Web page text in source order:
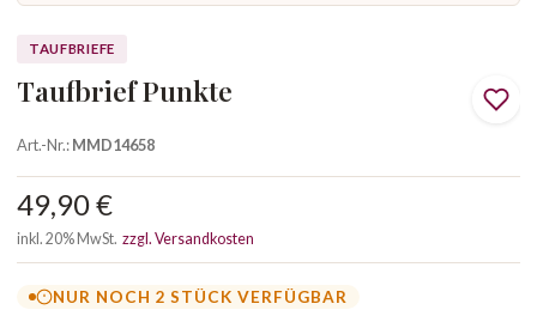
TAUFBRIEFE
Taufbrief Punkte
Art.-Nr.:MMD14658
49,90 €
inkl. 20% MwSt. zzgl. Versandkosten
NUR NOCH 2 STÜCK VERFÜGBAR